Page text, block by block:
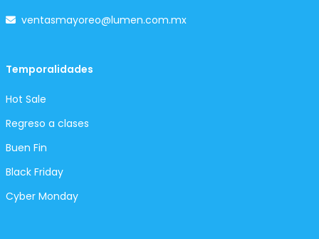
ventasmayoreo@lumen.com.mx
Temporalidades
Hot Sale
Regreso a clases
Buen Fin
Black Friday
Cyber Monday